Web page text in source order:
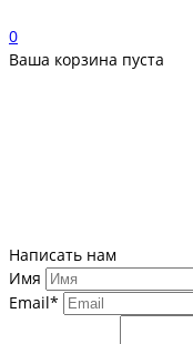
0
Ваша корзина пуста
Написать нам
Имя
Email*